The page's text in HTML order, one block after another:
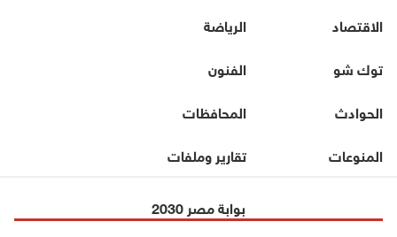
الاقتصاد
الرياضة
توك شو
الفنون
الحوادث
المحافظات
المنوعات
تقارير وملفات
بوابة مصر 2030